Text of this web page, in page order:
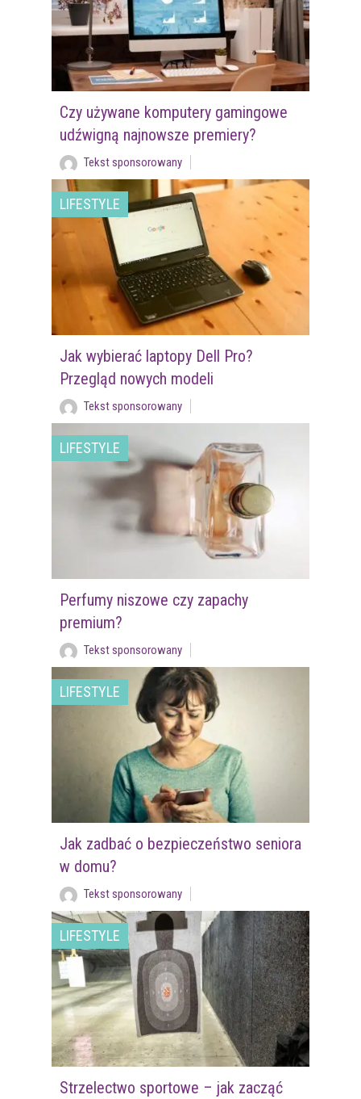
Czy używane komputery gamingowe
udźwigną najnowsze premiery?
Tekst sponsorowany
LIFESTYLE
Jak wybierać laptopy Dell Pro?
Przegląd nowych modeli
Tekst sponsorowany
LIFESTYLE
Perfumy niszowe czy zapachy
premium?
Tekst sponsorowany
LIFESTYLE
Jak zadbać o bezpieczeństwo seniora
w domu?
Tekst sponsorowany
LIFESTYLE
Strzelectwo sportowe – jak zacząć